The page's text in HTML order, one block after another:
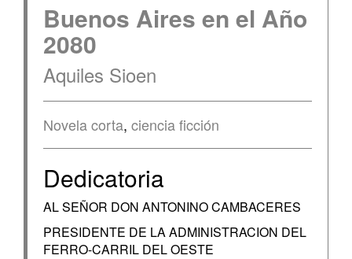
Buenos Aires en el Año
2080
Aquiles Sioen
Novela corta, ciencia ficción
Dedicatoria
AL SEÑOR DON ANTONINO CAMBACERES
PRESIDENTE DE LA ADMINISTRACION DEL
FERRO-CARRIL DEL OESTE